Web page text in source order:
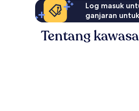
Log masuk
ganjaran
Tentang